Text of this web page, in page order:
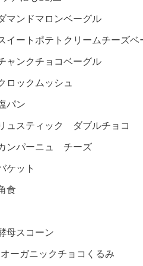
マンドマロンベーグル
イートポテトクリームチーズベ
ャンクチョコベーグル
ロックムッシュ
パン
ュスティック ダブルチョコ
ンパーニュ チーズ
ケット
食
母スコーン
オーガニックチョコくるみ